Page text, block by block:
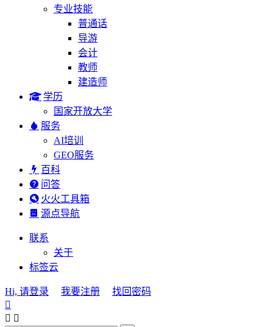
专业技能
普通话
导游
会计
教师
建造师
学历
国家开放大学
服务
AI培训
GEO服务
百科
问答
火火工具箱
源点导航
联系
关于
标签云
Hi, 请登录 我要注册
找回密码

 